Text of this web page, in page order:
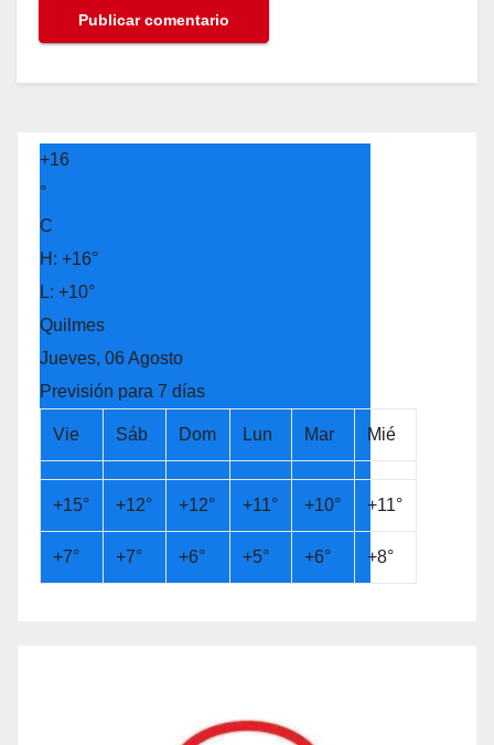
+16
°
C
H: +16°
L: +10°
Quilmes
Jueves, 06 Agosto
Previsión para 7 días
Vie Sáb Dom Lun Mar Mié
+15° +12° +12° +11° +10° +11°
+7° +7° +6° +5° +6° +8°